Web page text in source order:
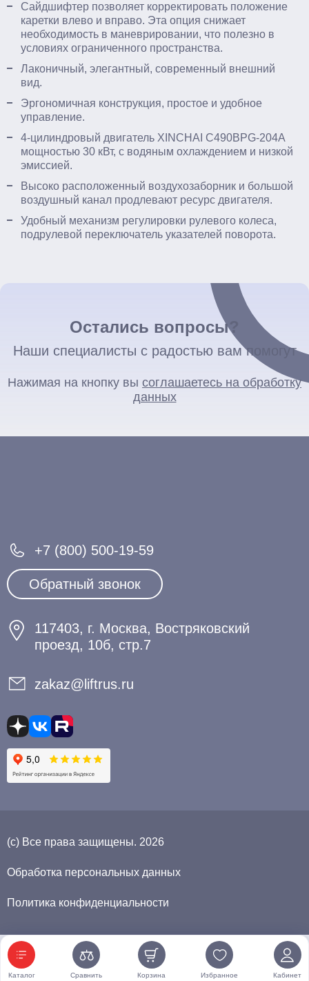
Сайдшифтер позволяет корректировать положение
каретки влево и вправо. Эта опция снижает
необходимость в маневрировании, что полезно в
условиях ограниченного пространства.
Лаконичный, элегантный, современный внешний
вид.
Эргономичная конструкция, простое и удобное
управление.
4-цилиндровый двигатель XINCHAI C490BPG-204A
мощностью 30 кВт, с водяным охлаждением и низкой
эмиссией.
Высоко расположенный воздухозаборник и большой
воздушный канал продлевают ресурс двигателя.
Удобный механизм регулировки рулевого колеса,
подрулевой переключатель указателей поворота.
Остались вопросы?
Наши специалисты с радостью вам помогут
Нажимая на кнопку вы соглашаетесь на обработку
данных
+7 (800) 500-19-59
Обратный звонок
117403, г. Москва, Востряковский
проезд, 10б, стр.7
zakaz@liftrus.ru
(с) Все права защищены. 2026
Обработка персональных данных
Политика конфиденциальности
Каталог Сравнить Корзина Избранное Кабинет